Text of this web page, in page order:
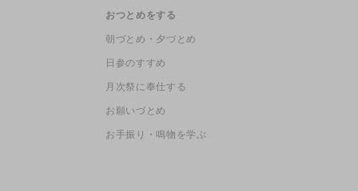
おつとめをする
朝づとめ・夕づとめ
日参のすすめ
月次祭に奉仕する
お願いづとめ
お手振り・鳴物を学ぶ